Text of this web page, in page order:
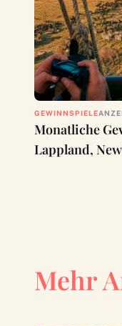
GEWINNSPIELE
Monatliche
Lappland,
Mehr